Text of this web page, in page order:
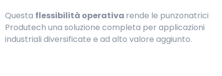
Questa flessibilità operativa rende le punzonatrici
Produtech una soluzione completa per applicazioni
industriali diversificate e ad alto valore aggiunto.